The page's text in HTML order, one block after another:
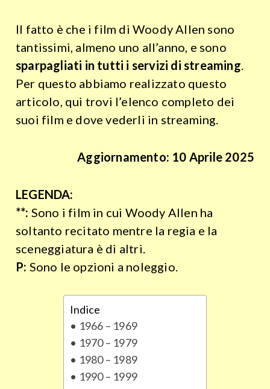
Il fatto è che i film di Woody Allen sono
tantissimi, almeno uno all’anno, e sono
sparpagliati in tutti i servizi di streaming.
Per questo abbiamo realizzato questo
articolo, qui trovi l’elenco completo dei
suoi film e dove vederli in streaming.
Aggiornamento: 10 Aprile 2025
LEGENDA:
**: Sono i film in cui Woody Allen ha
soltanto recitato mentre la regia e la
sceneggiatura è di altri.
P: Sono le opzioni a noleggio.
Indice
1966 – 1969
1970 – 1979
1980 – 1989
1990 – 1999